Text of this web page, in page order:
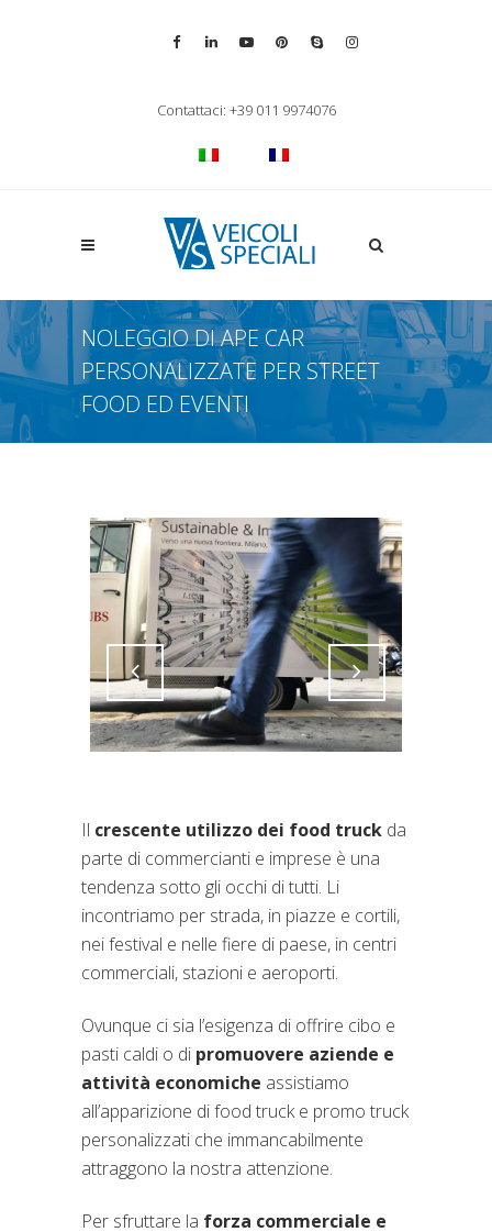
Contattaci: +39 011 9974076
Apri la ricerca
NOLEGGIO DI APE CAR
PERSONALIZZATE PER STREET
FOOD ED EVENTI
Attiva comando Attiva comando
Il crescente utilizzo dei food truck da
parte di commercianti e imprese è una
tendenza sotto gli occhi di tutti. Li
incontriamo per strada, in piazze e cortili,
nei festival e nelle fiere di paese, in centri
commerciali, stazioni e aeroporti.
Ovunque ci sia l’esigenza di offrire cibo e
pasti caldi o di promuovere aziende e
attività economiche assistiamo
all’apparizione di food truck e promo truck
personalizzati che immancabilmente
attraggono la nostra attenzione.
Per sfruttare la forza commerciale e